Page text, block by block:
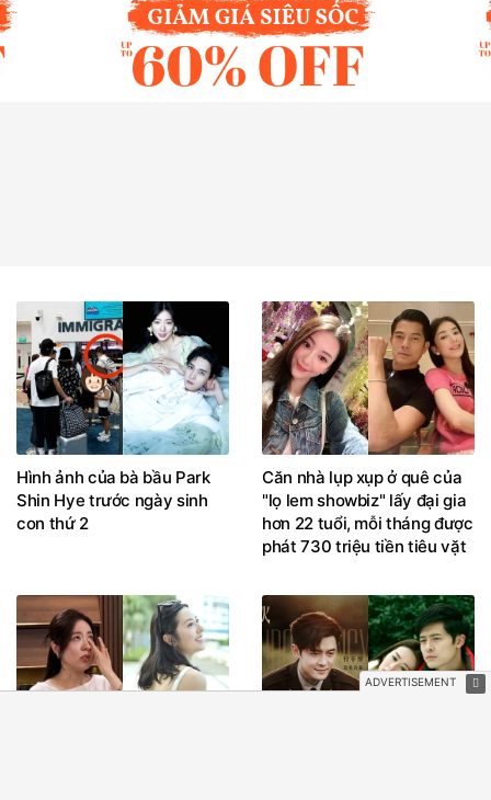
Hình ảnh của bà bầu Park
Shin Hye trước ngày sinh
con thứ 2
Căn nhà lụp xụp ở quê của
"lọ lem showbiz" lấy đại gia
hơn 22 tuổi, mỗi tháng được
phát 730 triệu tiền tiêu vặt